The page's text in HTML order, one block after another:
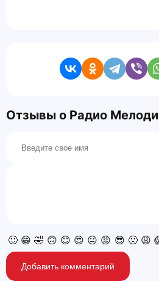
Отзывы о Радио
🙂 😁 🤣 🙃 😊 😍 😐 😡 😎 🙁 😩
Добавить комментарий